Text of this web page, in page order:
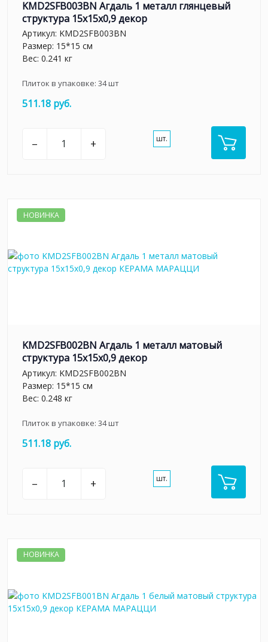
KMD2SFB003BN Агдаль 1 металл глянцевый
структура 15x15x0,9 декор
Артикул: KMD2SFB003BN
Размер: 15*15 см
Вес: 0.241 кг
Плиток в упаковке: 34шт
511.18 руб.
– + шт.
НОВИНКА
KMD2SFB002BN Агдаль 1 металл матовый
структура 15x15x0,9 декор
Артикул: KMD2SFB002BN
Размер: 15*15 см
Вес: 0.248 кг
Плиток в упаковке: 34шт
511.18 руб.
– + шт.
НОВИНКА